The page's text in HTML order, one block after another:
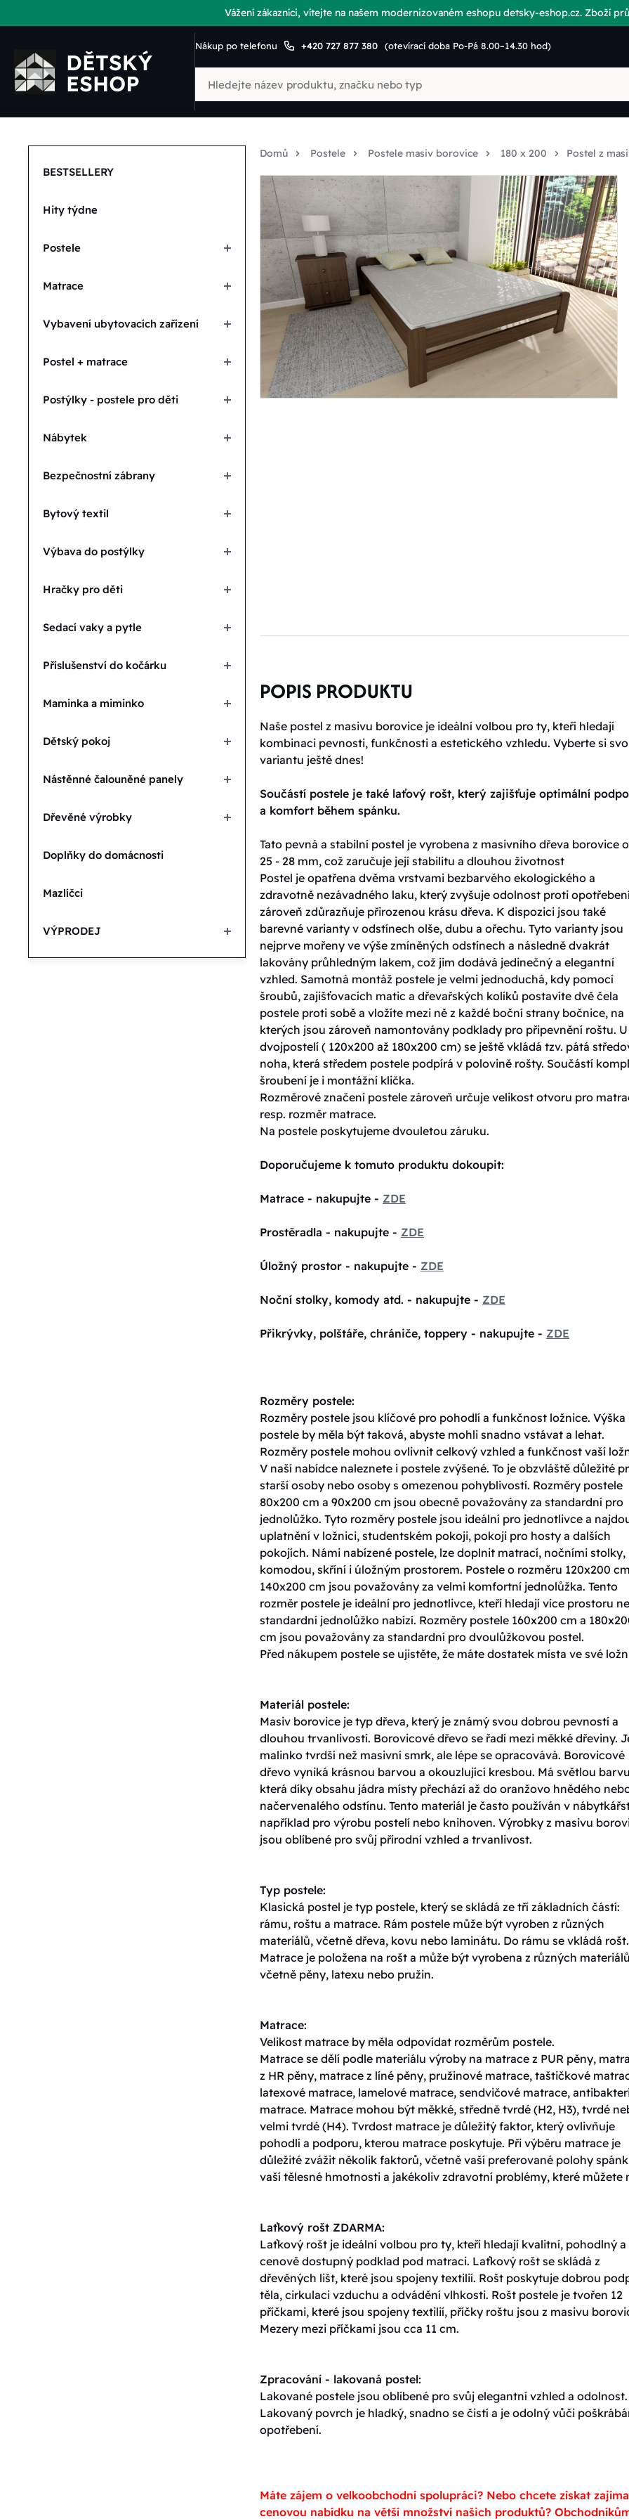
Vážení zákazníci, vítejte na našem modernizovaném eshopu detsky-eshop.cz. Zboží
Nákup po telefonu +420 727 877 380 (otevírací doba Po-Pá 8.00–14.30 hod)
BESTSELLERY
Hity týdne
Postele
Matrace
Vybavení ubytovacích zařízení
Postel + matrace
Postýlky - postele pro děti
Nábytek
Bezpečnostní zábrany
Bytový textil
Výbava do postýlky
Hračky pro děti
Sedací vaky a pytle
Příslušenství do kočárku
Maminka a miminko
Dětský pokoj
Nástěnné čalouněné panely
Dřevěné výrobky
Doplňky do domácnosti
Mazlíčci
VÝPRODEJ
Domů Postele Postele masiv borovice 180 x 200 Postel z
POPIS PRODUKTU
Naše postel z masivu borovice je ideální volbou pro ty, kteří hledají
kombinaci pevnosti, funkčnosti a estetického vzhledu. Vyberte si
variantu ještě dnes!
Součástí postele je také laťový rošt, který zajišťuje optimální
a komfort během spánku.
Tato pevná a stabilní postel je vyrobena z masivního dřeva borovice
25 - 28 mm, což zaručuje její stabilitu a dlouhou životnost
Postel je opatřena dvěma vrstvami bezbarvého ekologického a
zdravotně nezávadného laku, který zvyšuje odolnost proti
zároveň zdůrazňuje přirozenou krásu dřeva. K dispozici jsou také
barevné varianty v odstínech olše, dubu a ořechu. Tyto varianty jsou
nejprve mořeny ve výše zmíněných odstínech a následně dvakrát
lakovány průhledným lakem, což jim dodává jedinečný a elegantní
vzhled. Samotná montáž postele je velmi jednoduchá, kdy pomocí
šroubů, zajišťovacích matic a dřevařských kolíků postavíte dvě čela
postele proti sobě a vložíte mezi ně z každé boční strany bočnice, na
kterých jsou zároveň namontovány podklady pro připevnění roštu. U
dvojpostelí ( 120x200 až 180x200 cm) se ještě vkládá tzv. pátá
noha, která středem postele podpírá v polovině rošty. Součástí
šroubení je i montážní klička.
Rozměrové značení postele zároveň určuje velikost otvoru pro
resp. rozměr matrace.
Na postele poskytujeme dvouletou záruku.
Doporučujeme k tomuto produktu dokoupit:
Matrace - nakupujte - ZDE
Prostěradla - nakupujte - ZDE
Úložný prostor - nakupujte - ZDE
Noční stolky, komody atd. - nakupujte - ZDE
Přikrývky, polštáře, chrániče, toppery - nakupujte - ZDE
Rozměry postele:
Rozměry postele jsou klíčové pro pohodlí a funkčnost ložnice. Výška
postele by měla být taková, abyste mohli snadno vstávat a lehat.
Rozměry postele mohou ovlivnit celkový vzhled a funkčnost vaší
V naší nabídce naleznete i postele zvýšené. To je obzvláště důležité
starší osoby nebo osoby s omezenou pohyblivostí. Rozměry postele
80x200 cm a 90x200 cm jsou obecně považovány za standardní pro
jednolůžko. Tyto rozměry postele jsou ideální pro jednotlivce a
uplatnění v ložnici, studentském pokoji, pokoji pro hosty a dalších
pokojích. Námi nabízené postele, lze doplnit matrací, nočními stolky,
komodou, skříní i úložným prostorem. Postele o rozměru 120x200
140x200 cm jsou považovány za velmi komfortní jednolůžka. Tento
rozměr postele je ideální pro jednotlivce, kteří hledají více prostoru
standardní jednolůžko nabízí. Rozměry postele 160x200 cm a
cm jsou považovány za standardní pro dvoulůžkovou postel.
Před nákupem postele se ujistěte, že máte dostatek místa ve své
Materiál postele:
Masiv borovice je typ dřeva, který je známý svou dobrou pevností a
dlouhou trvanlivostí. Borovicové dřevo se řadí mezi měkké dřeviny.
malinko tvrdší než masivní smrk, ale lépe se opracovává. Borovicové
dřevo vyniká krásnou barvou a okouzlující kresbou. Má světlou
která díky obsahu jádra místy přechází až do oranžovo hnědého
načervenalého odstínu. Tento materiál je často používán v
například pro výrobu postelí nebo knihoven. Výrobky z masivu
jsou oblíbené pro svůj přírodní vzhled a trvanlivost.
Typ postele:
Klasická postel je typ postele, který se skládá ze tří základních částí:
rámu, roštu a matrace. Rám postele může být vyroben z různých
materiálů, včetně dřeva, kovu nebo laminátu. Do rámu se vkládá rošt.
Matrace je položena na rošt a může být vyrobena z různých
včetně pěny, latexu nebo pružin.
Matrace:
Velikost matrace by měla odpovídat rozměrům postele.
Matrace se dělí podle materiálu výroby na matrace z PUR pěny,
z HR pěny, matrace z líné pěny, pružinové matrace, taštičkové
latexové matrace, lamelové matrace, sendvičové matrace,
matrace. Matrace mohou být měkké, středně tvrdé (H2, H3), tvrdé
velmi tvrdé (H4). Tvrdost matrace je důležitý faktor, který ovlivňuje
pohodlí a podporu, kterou matrace poskytuje. Při výběru matrace je
důležité zvážit několik faktorů, včetně vaší preferované polohy
vaší tělesné hmotnosti a jakékoliv zdravotní problémy, které můžete
Laťkový rošt ZDARMA:
Laťkový rošt je ideální volbou pro ty, kteří hledají kvalitní, pohodlný a
cenově dostupný podklad pod matraci. Laťkový rošt se skládá z
dřevěných lišt, které jsou spojeny textilií. Rošt poskytuje dobrou
těla, cirkulaci vzduchu a odvádění vlhkosti. Rošt postele je tvořen 12
příčkami, které jsou spojeny textilií, příčky roštu jsou z masivu
Mezery mezi příčkami jsou cca 11 cm.
Zpracování - lakovaná postel:
Lakované postele jsou oblíbené pro svůj elegantní vzhled a odolnost.
Lakovaný povrch je hladký, snadno se čistí a je odolný vůči
opotřebení.
Máte zájem o velkoobchodní spolupráci? Nebo chcete získat
cenovou nabídku na větší množství našich produktů?